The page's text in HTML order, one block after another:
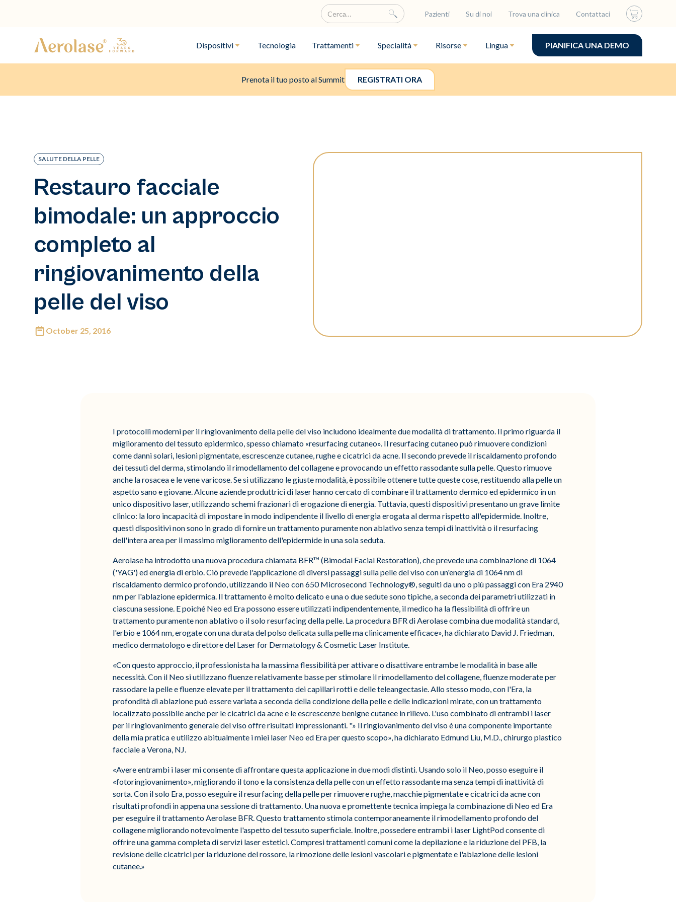
Pazienti Su di noi Trova una clinica Contattaci
Dispositivi Tecnologia Trattamenti Specialità Risorse Lingua PIANIFICA UNA DEMO
Prenota il tuo posto al Summit REGISTRATI ORA
SALUTE DELLA PELLE
Restauro facciale
bimodale: un approccio
completo al
ringiovanimento della
pelle del viso
October 25, 2016
I protocolli moderni per il ringiovanimento della pelle del viso includono idealmente due modalità di trattamento. Il primo riguarda il
miglioramento del tessuto epidermico, spesso chiamato «resurfacing cutaneo». Il resurfacing cutaneo può rimuovere condizioni
come danni solari, lesioni pigmentate, escrescenze cutanee, rughe e cicatrici da acne. Il secondo prevede il riscaldamento profondo
dei tessuti del derma, stimolando il rimodellamento del collagene e provocando un effetto rassodante sulla pelle. Questo rimuove
anche la rosacea e le vene varicose. Se si utilizzano le giuste modalità, è possibile ottenere tutte queste cose, restituendo alla pelle un
aspetto sano e giovane. Alcune aziende produttrici di laser hanno cercato di combinare il trattamento dermico ed epidermico in un
unico dispositivo laser, utilizzando schemi frazionari di erogazione di energia. Tuttavia, questi dispositivi presentano un grave limite
clinico: la loro incapacità di impostare in modo indipendente il livello di energia erogata al derma rispetto all'epidermide. Inoltre,
questi dispositivi non sono in grado di fornire un trattamento puramente non ablativo senza tempi di inattività o il resurfacing
dell'intera area per il massimo miglioramento dell'epidermide in una sola seduta.
Aerolase ha introdotto una nuova procedura chiamata BFR™ (Bimodal Facial Restoration), che prevede una combinazione di 1064
('YAG') ed energia di erbio. Ciò prevede l'applicazione di diversi passaggi sulla pelle del viso con un'energia di 1064 nm di
riscaldamento dermico profondo, utilizzando il Neo con 650 Microsecond Technology®, seguiti da uno o più passaggi con Era 2940
nm per l'ablazione epidermica. Il trattamento è molto delicato e una o due sedute sono tipiche, a seconda dei parametri utilizzati in
ciascuna sessione. E poiché Neo ed Era possono essere utilizzati indipendentemente, il medico ha la flessibilità di offrire un
trattamento puramente non ablativo o il solo resurfacing della pelle. La procedura BFR di Aerolase combina due modalità standard,
l'erbio e 1064 nm, erogate con una durata del polso delicata sulla pelle ma clinicamente efficace», ha dichiarato David J. Friedman,
medico dermatologo e direttore del Laser for Dermatology & Cosmetic Laser Institute.
«Con questo approccio, il professionista ha la massima flessibilità per attivare o disattivare entrambe le modalità in base alle
necessità. Con il Neo si utilizzano fluenze relativamente basse per stimolare il rimodellamento del collagene, fluenze moderate per
rassodare la pelle e fluenze elevate per il trattamento dei capillari rotti e delle teleangectasie. Allo stesso modo, con l'Era, la
profondità di ablazione può essere variata a seconda della condizione della pelle e delle indicazioni mirate, con un trattamento
localizzato possibile anche per le cicatrici da acne e le escrescenze benigne cutanee in rilievo. L'uso combinato di entrambi i laser
per il ringiovanimento generale del viso offre risultati impressionanti. "» Il ringiovanimento del viso è una componente importante
della mia pratica e utilizzo abitualmente i miei laser Neo ed Era per questo scopo», ha dichiarato Edmund Liu, M.D., chirurgo plastico
facciale a Verona, NJ.
«Avere entrambi i laser mi consente di affrontare questa applicazione in due modi distinti. Usando solo il Neo, posso eseguire il
«fotoringiovanimento», migliorando il tono e la consistenza della pelle con un effetto rassodante ma senza tempi di inattività di
sorta. Con il solo Era, posso eseguire il resurfacing della pelle per rimuovere rughe, macchie pigmentate e cicatrici da acne con
risultati profondi in appena una sessione di trattamento. Una nuova e promettente tecnica impiega la combinazione di Neo ed Era
per eseguire il trattamento Aerolase BFR. Questo trattamento stimola contemporaneamente il rimodellamento profondo del
collagene migliorando notevolmente l'aspetto del tessuto superficiale. Inoltre, possedere entrambi i laser LightPod consente di
offrire una gamma completa di servizi laser estetici. Compresi trattamenti comuni come la depilazione e la riduzione del PFB, la
revisione delle cicatrici per la riduzione del rossore, la rimozione delle lesioni vascolari e pigmentate e l'ablazione delle lesioni
cutanee.»